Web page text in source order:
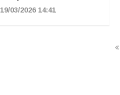
19/03/2026 14:41